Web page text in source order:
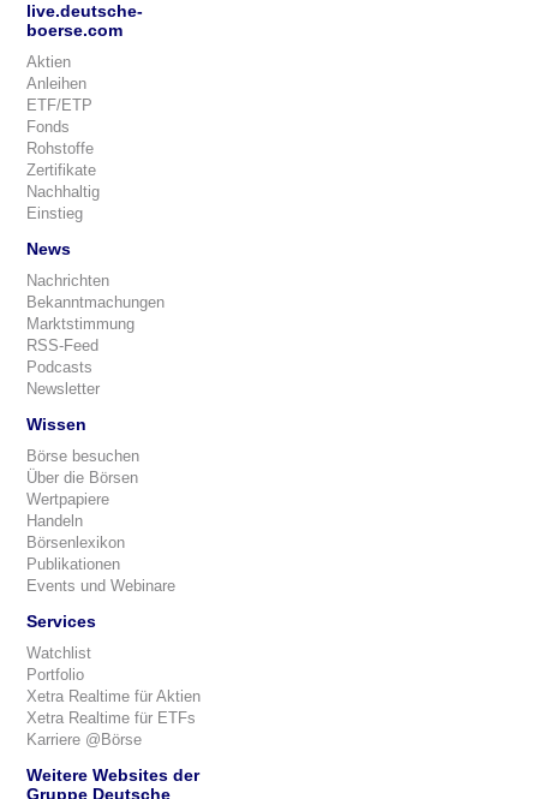
live.deutsche-
boerse.com
Aktien
Anleihen
ETF/ETP
Fonds
Rohstoffe
Zertifikate
Nachhaltig
Einstieg
News
Nachrichten
Bekanntmachungen
Marktstimmung
RSS-Feed
Podcasts
Newsletter
Wissen
Börse besuchen
Über die Börsen
Wertpapiere
Handeln
Börsenlexikon
Publikationen
Events und Webinare
Services
Watchlist
Portfolio
Xetra Realtime für Aktien
Xetra Realtime für ETFs
Karriere @Börse
Weitere Websites der
Gruppe Deutsche